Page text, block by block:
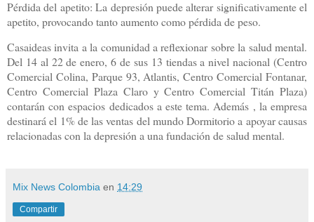
Pérdida del apetito: La depresión puede alterar significativamente el
apetito, provocando tanto aumento como pérdida de peso.
Casaideas invita a la comunidad a reflexionar sobre la salud mental.
Del 14 al 22 de enero, 6 de sus 13 tiendas a nivel nacional (Centro
Comercial Colina, Parque 93, Atlantis, Centro Comercial Fontanar,
Centro Comercial Plaza Claro y Centro Comercial Titán Plaza)
contarán con espacios dedicados a este tema. Además , la empresa
destinará el 1% de las ventas del mundo Dormitorio a apoyar causas
relacionadas con la depresión a una fundación de salud mental.
Mix News Colombia en 14:29
Compartir